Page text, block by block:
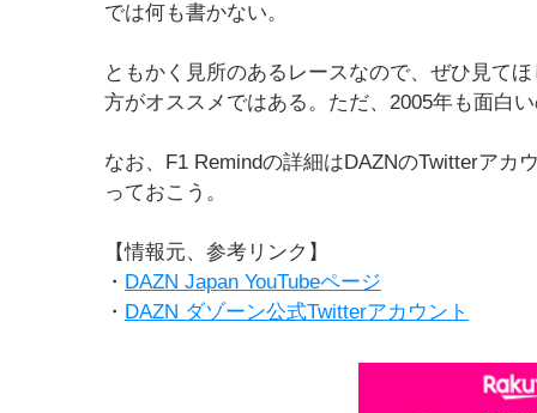
では何も書かない。
ともかく見所のあるレースなので、ぜひ見て
方がオススメではある。ただ、2005年も面白
なお、F1 Remindの詳細はDAZNのTwitterアカ
っておこう。
【情報元、参考リンク】
・ DAZN Japan YouTubeページ
・ DAZN ダゾーン公式Twitterアカウント